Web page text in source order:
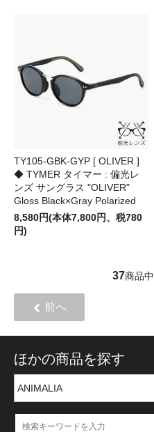
TY105-GBK-GYP [ OLIVER ]
◆ TYMER タイマー : 偏光レ
ンズ サングラス "OLIVER"
Gloss Black×Gray Polarized
8,580円(本体7,800円、税780
円)
37商品中
前へ
ほかの商品を探す